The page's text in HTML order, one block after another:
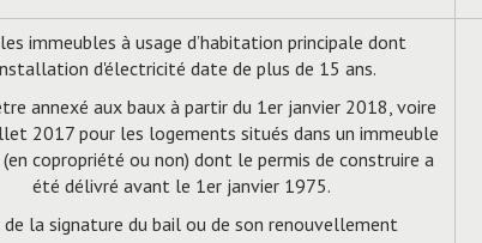
immeubles à usage d’habitation principale dont
d'électricité date de plus de 15 ans.
annexé aux baux à partir du 1er janvier 2018, voire
2017 pour les logements situés dans un immeuble
copropriété ou non) dont le permis de construire a
été délivré avant le 1er janvier 1975.
de la signature du bail ou de son renouvellement